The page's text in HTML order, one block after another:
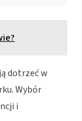
dotrzeć w
Wybór
i